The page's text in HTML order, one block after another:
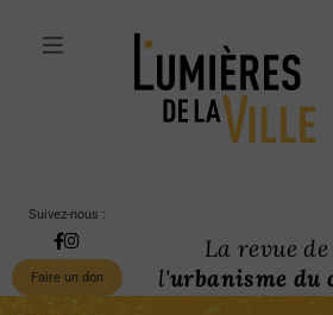
Suivez-nous :
Faire un don
La revue de
l'urbanisme du